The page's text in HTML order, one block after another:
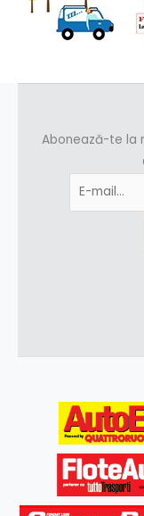
Abonează-te la